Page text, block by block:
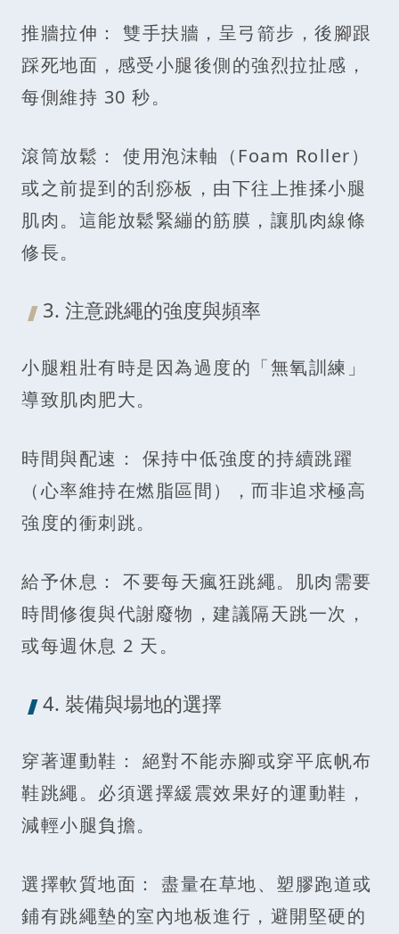
推牆拉伸： 雙手扶牆，呈弓箭步，後腳跟
踩死地面，感受小腿後側的強烈拉扯感，
每側維持 30 秒。
滾筒放鬆： 使用泡沫軸（Foam Roller）
或之前提到的刮痧板，由下往上推揉小腿
肌肉。這能放鬆緊繃的筋膜，讓肌肉線條
修長。
3. 注意跳繩的強度與頻率
小腿粗壯有時是因為過度的「無氧訓練」
導致肌肉肥大。
時間與配速： 保持中低強度的持續跳躍
（心率維持在燃脂區間），而非追求極高
強度的衝刺跳。
給予休息： 不要每天瘋狂跳繩。肌肉需要
時間修復與代謝廢物，建議隔天跳一次，
或每週休息 2 天。
4. 裝備與場地的選擇
穿著運動鞋： 絕對不能赤腳或穿平底帆布
鞋跳繩。必須選擇緩震效果好的運動鞋，
減輕小腿負擔。
選擇軟質地面： 盡量在草地、塑膠跑道或
鋪有跳繩墊的室內地板進行，避開堅硬的